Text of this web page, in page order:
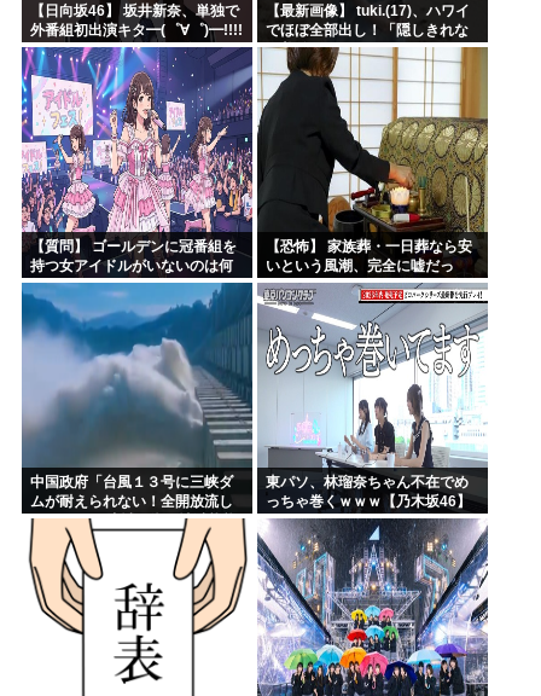
【日向坂46】 坂井新奈、単独で
外番組初出演キタ━(゜∀゜)━!!!!
【最新画像】 tuki.(17)、ハワイ
でほぼ全部出し！「隠しきれな
い美貌」とSNSざわつく
【質問】 ゴールデンに冠番組を
持つ女アイドルがいないのは何
故なのか？
【恐怖】 家族葬・一日葬なら安
いという風潮、完全に嘘だっ
た・・・・
中国政府「台風１３号に三峡ダ
ムが耐えられない！全開放流し
ろ！」⇒ 下流域の街が壊滅状態
ｗｗｗｗｗ
東パソ、林瑠奈ちゃん不在でめ
っちゃ巻くｗｗｗ【乃木坂46】